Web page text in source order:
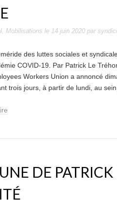
, Mobilisations le 14 juin 2020 par
des luttes sociales et
COVID-19. Par Patrick Le
Workers Union a annoncé
trois jours, à partir de lundi, au
DE